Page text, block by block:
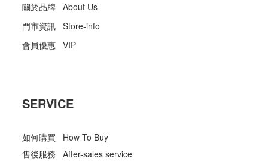
關於品牌 About Us
門市資訊 Store-info
會員優惠 VIP
SERVICE
如何購買 How To Buy
售後服務 After-sales service